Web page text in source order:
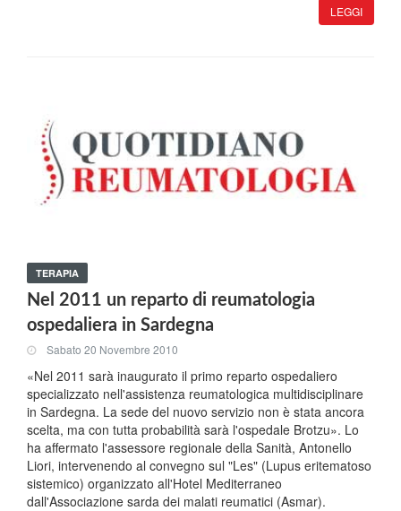
LEGGI
TERAPIA
Nel 2011 un reparto di reumatologia
ospedaliera in Sardegna
Sabato 20 Novembre 2010
«Nel 2011 sarà inaugurato il primo reparto ospedaliero
specializzato nell'assistenza reumatologica multidisciplinare
in Sardegna. La sede del nuovo servizio non è stata ancora
scelta, ma con tutta probabilità sarà l'ospedale Brotzu». Lo
ha affermato l'assessore regionale della Sanità, Antonello
Liori, intervenendo al convegno sul "Les" (Lupus eritematoso
sistemico) organizzato all'Hotel Mediterraneo
dall'Associazione sarda dei malati reumatici (Asmar).